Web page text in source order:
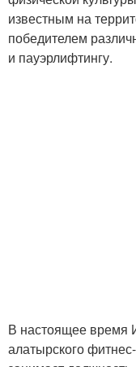
известным на
победителем
и пауэрлифтингу.
В настоящее время
алатырского